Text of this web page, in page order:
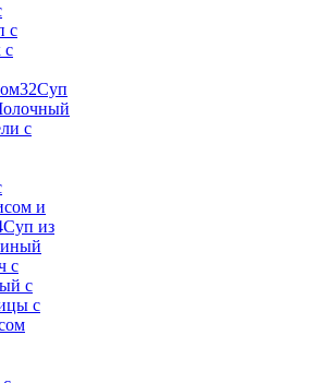
с
с
32Суп
с
и
Суп из
с
с
с